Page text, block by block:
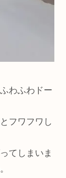
わふわドー
フワフワし
てしまいま